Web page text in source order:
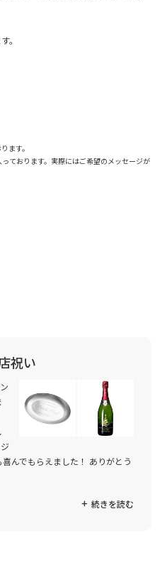
。
ます。
ております。実際にはご希望のメッセージが
祝い
んでもらえました！ ありがとう
まではロゴなどを、作ってもら
に注文をし、メールが来て商品
続きを読む